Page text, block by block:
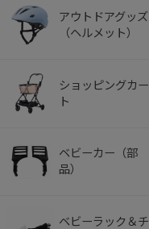
アウトドアグッズ
（ヘルメット）
ショッピングカー
ト
ベビーカー（部
品）
ベビーラック＆チ